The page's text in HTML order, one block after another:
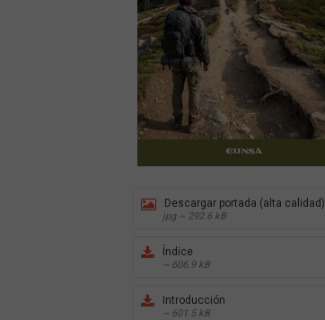
Descargar portada (alta calidad)
jpg ~ 292.6 kB
Índice
~ 606.9 kB
Introducción
~ 601.5 kB